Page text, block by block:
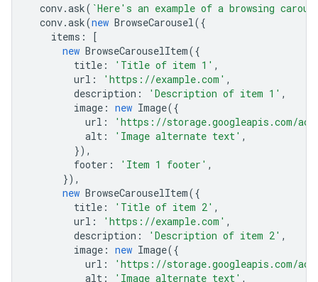
conv.ask( `Here's an example of a browsing
conv.ask(new BrowseCarousel({
items :
[
new BrowseCarouselItem({
title : 'Title of item 1' ,
url : 'https://example.com' ,
description : 'Description of item 1' ,
image : new Image({
url :
'https://storage.googleapis.com/
alt : 'Image alternate text' ,
}),
footer : 'Item 1 footer' ,
}),
new BrowseCarouselItem({
title : 'Title of item 2' ,
url : 'https://example.com' ,
description : 'Description of item 2' ,
image : new Image({
url :
'https://storage.googleapis.com/
alt : 'Image alternate text' ,